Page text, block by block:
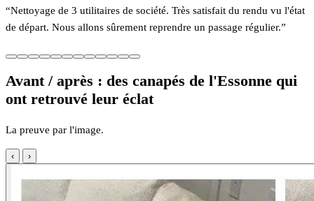
“Nettoyage de 3 utilitaires de société. Très satisfait du rendu vu l'état
de départ. Nous allons sûrement reprendre un passage régulier.”
Avant / après : des canapés de l'Essonne qui
ont retrouvé leur éclat
La preuve par l'image.
‹ ›